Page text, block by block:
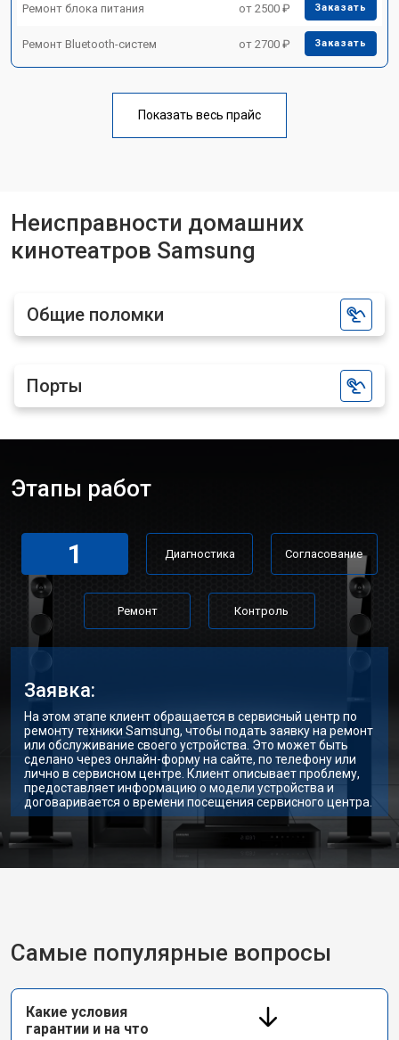
Ремонт блока питания от 2500 ₽ Заказать
Ремонт Bluetooth-систем от 2700 ₽ Заказать
Показать весь прайс
Неисправности домашних
кинотеатров Samsung
Общие поломки
Порты
Этапы работ
1 Диагностика Согласование
Ремонт Контроль
Заявка:
На этом этапе клиент обращается в сервисный центр по
ремонту техники Samsung, чтобы подать заявку на ремонт
или обслуживание своего устройства. Это может быть
сделано через онлайн-форму на сайте, по телефону или
лично в сервисном центре. Клиент описывает проблему,
предоставляет информацию о модели устройства и
договаривается о времени посещения сервисного центра.
Самые популярные вопросы
Какие условия
гарантии и на что